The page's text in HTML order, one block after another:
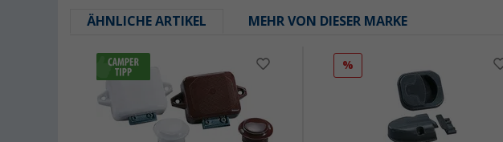
ÄHNLICHE ARTIKEL MEHR VON DIESER MARKE
%